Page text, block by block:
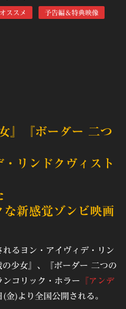
オススメ 予告編＆特典映像
』『ボーダー 二つ
リンドクヴィスト
新感覚ゾンビ映画
るヨン・アイヴィデ・リン
少女』、『ボーダー 二つの
コリック・ホラー 『アンデ
金)より全国公開される。